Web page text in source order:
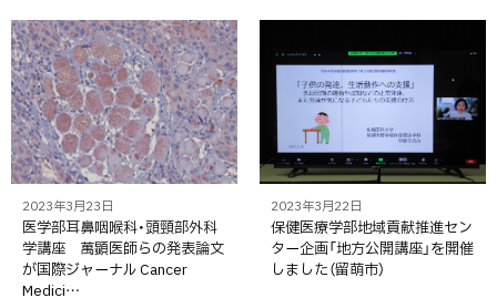
2023年3月23日
医学部耳鼻咽喉科・頭頸部外科
学講座 萬顕医師らの発表論文
が国際ジャーナル Cancer
Medici…
2023年3月22日
保健医療学部地域貢献推進セン
ター企画「地方公開講座」を開催
しました（留萌市）